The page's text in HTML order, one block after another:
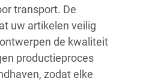
transport. De
uw artikelen veilig
de kwaliteit
productieproces
zodat elke